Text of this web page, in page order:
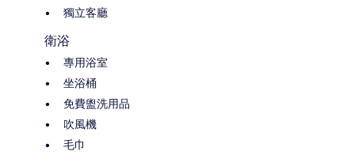
獨立客廳
衛浴
專用浴室
坐浴桶
免費盥洗用品
吹風機
毛巾